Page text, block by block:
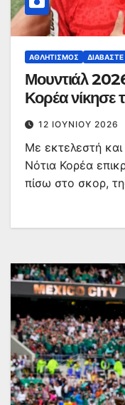
ΑΘΛΗΤΙΣΜΌΣ ΔΙΑΒΆΣΤΕ
Μουντιάλ
Κορέα νίκησε
12 ΙΟΥΝΊΟΥ 2026
Με εκτελεστή
Νότια Κορέα
πίσω στο σκορ,